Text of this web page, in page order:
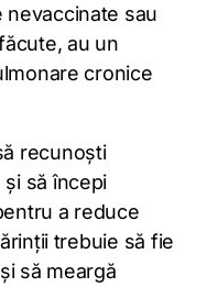
nevaccinate sau
au un
cronice
recunoști
să începi
a reduce
trebuie să fie
să meargă